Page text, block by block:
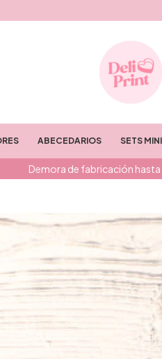
Demora de fabricación hasta
ABECEDARIOS SETS